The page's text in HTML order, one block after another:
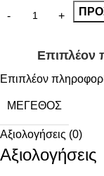
Επιπλέον
Επιπλέον
ΜΈΓΕΘΟΣ
Αξιολογήσεις (0)
Αξιολογήσεις